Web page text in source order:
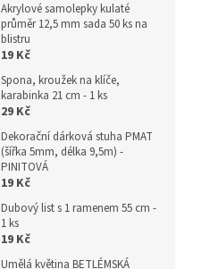
Akrylové samolepky kulaté
průměr 12,5 mm sada 50 ks na
blistru
19 Kč
Spona, kroužek na klíče,
karabinka 21 cm - 1 ks
29 Kč
Dekorační dárková stuha PMAT
(šířka 5mm, délka 9,5m) -
PINITOVÁ
19 Kč
Dubový list s 1 ramenem 55 cm -
1 ks
19 Kč
Umělá květina BETLÉMSKÁ